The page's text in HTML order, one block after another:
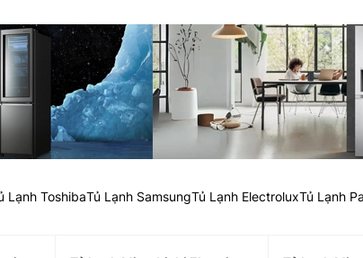
Lạnh ToshibaTủ Lạnh SamsungTủ Lạnh ElectroluxTủ Lạnh